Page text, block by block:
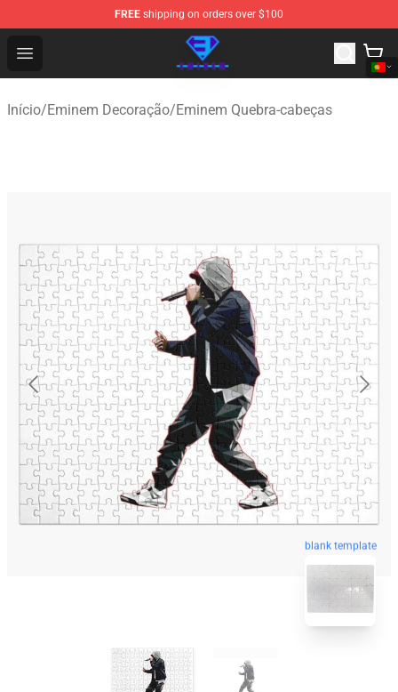
FREE shipping on orders over $100
Open menu
Eminem Store - Official Eminem Merchandise Shop
Início/Eminem Decoração/Eminem Quebra-cabeças
blank template